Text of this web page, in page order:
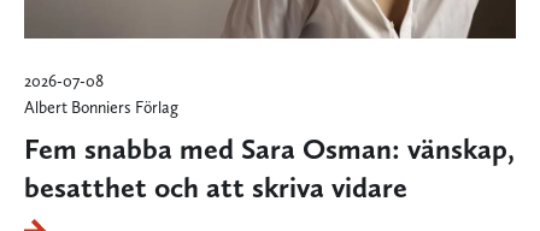
2026-07-08
Albert Bonniers Förlag
Fem snabba med Sara Osman: vänskap,
besatthet och att skriva vidare